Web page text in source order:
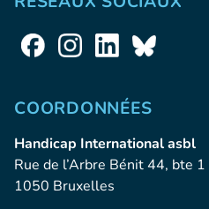
COORDONNÉES
Handicap International asbl
Rue de l’Arbre Bénit 44, bte 1
1050 Bruxelles